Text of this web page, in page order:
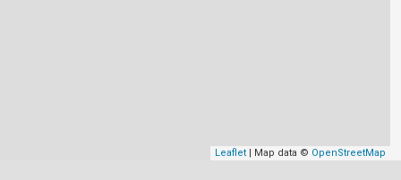
Leaflet | Map data © OpenStreetMap